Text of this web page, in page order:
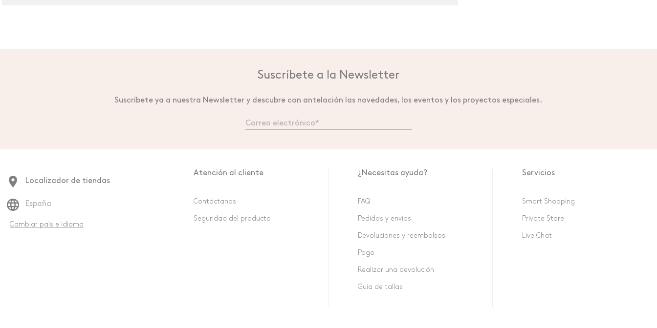
Suscríbete a la Newsletter
Suscríbete ya a nuestra Newsletter y descubre con antelación las novedades, los eventos y los proyectos especiales.
Localizador de tiendas
España
Cambiar país e idioma
Atención al cliente
Contáctanos
Seguridad del producto
¿Necesitas ayuda?
FAQ
Pedidos y envíos
Devoluciones y reembolsos
Pago
Realizar una devolución
Guía de tallas
Servicios
Smart Shopping
Private Store
Live Chat